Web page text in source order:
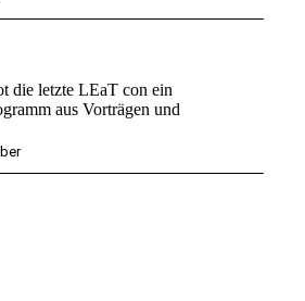
die letzte LEaT con ein
aus Vorträgen und